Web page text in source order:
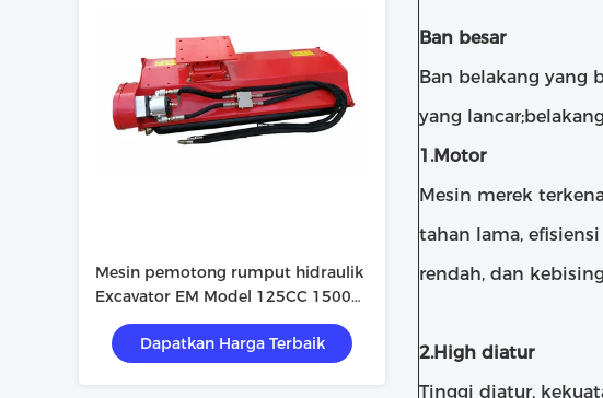
Mesin pemotong rumput hidraulik
Excavator EM Model 125CC 1500W
Daya 4IN Ketinggian pemotongan
Dapatkan Harga Terbaik
Ban besar
Ban belakang yang
yang
1.Motor
Mesin merek
tahan lama,
rendah, dan
2.High diatur
Tinggi diatur,